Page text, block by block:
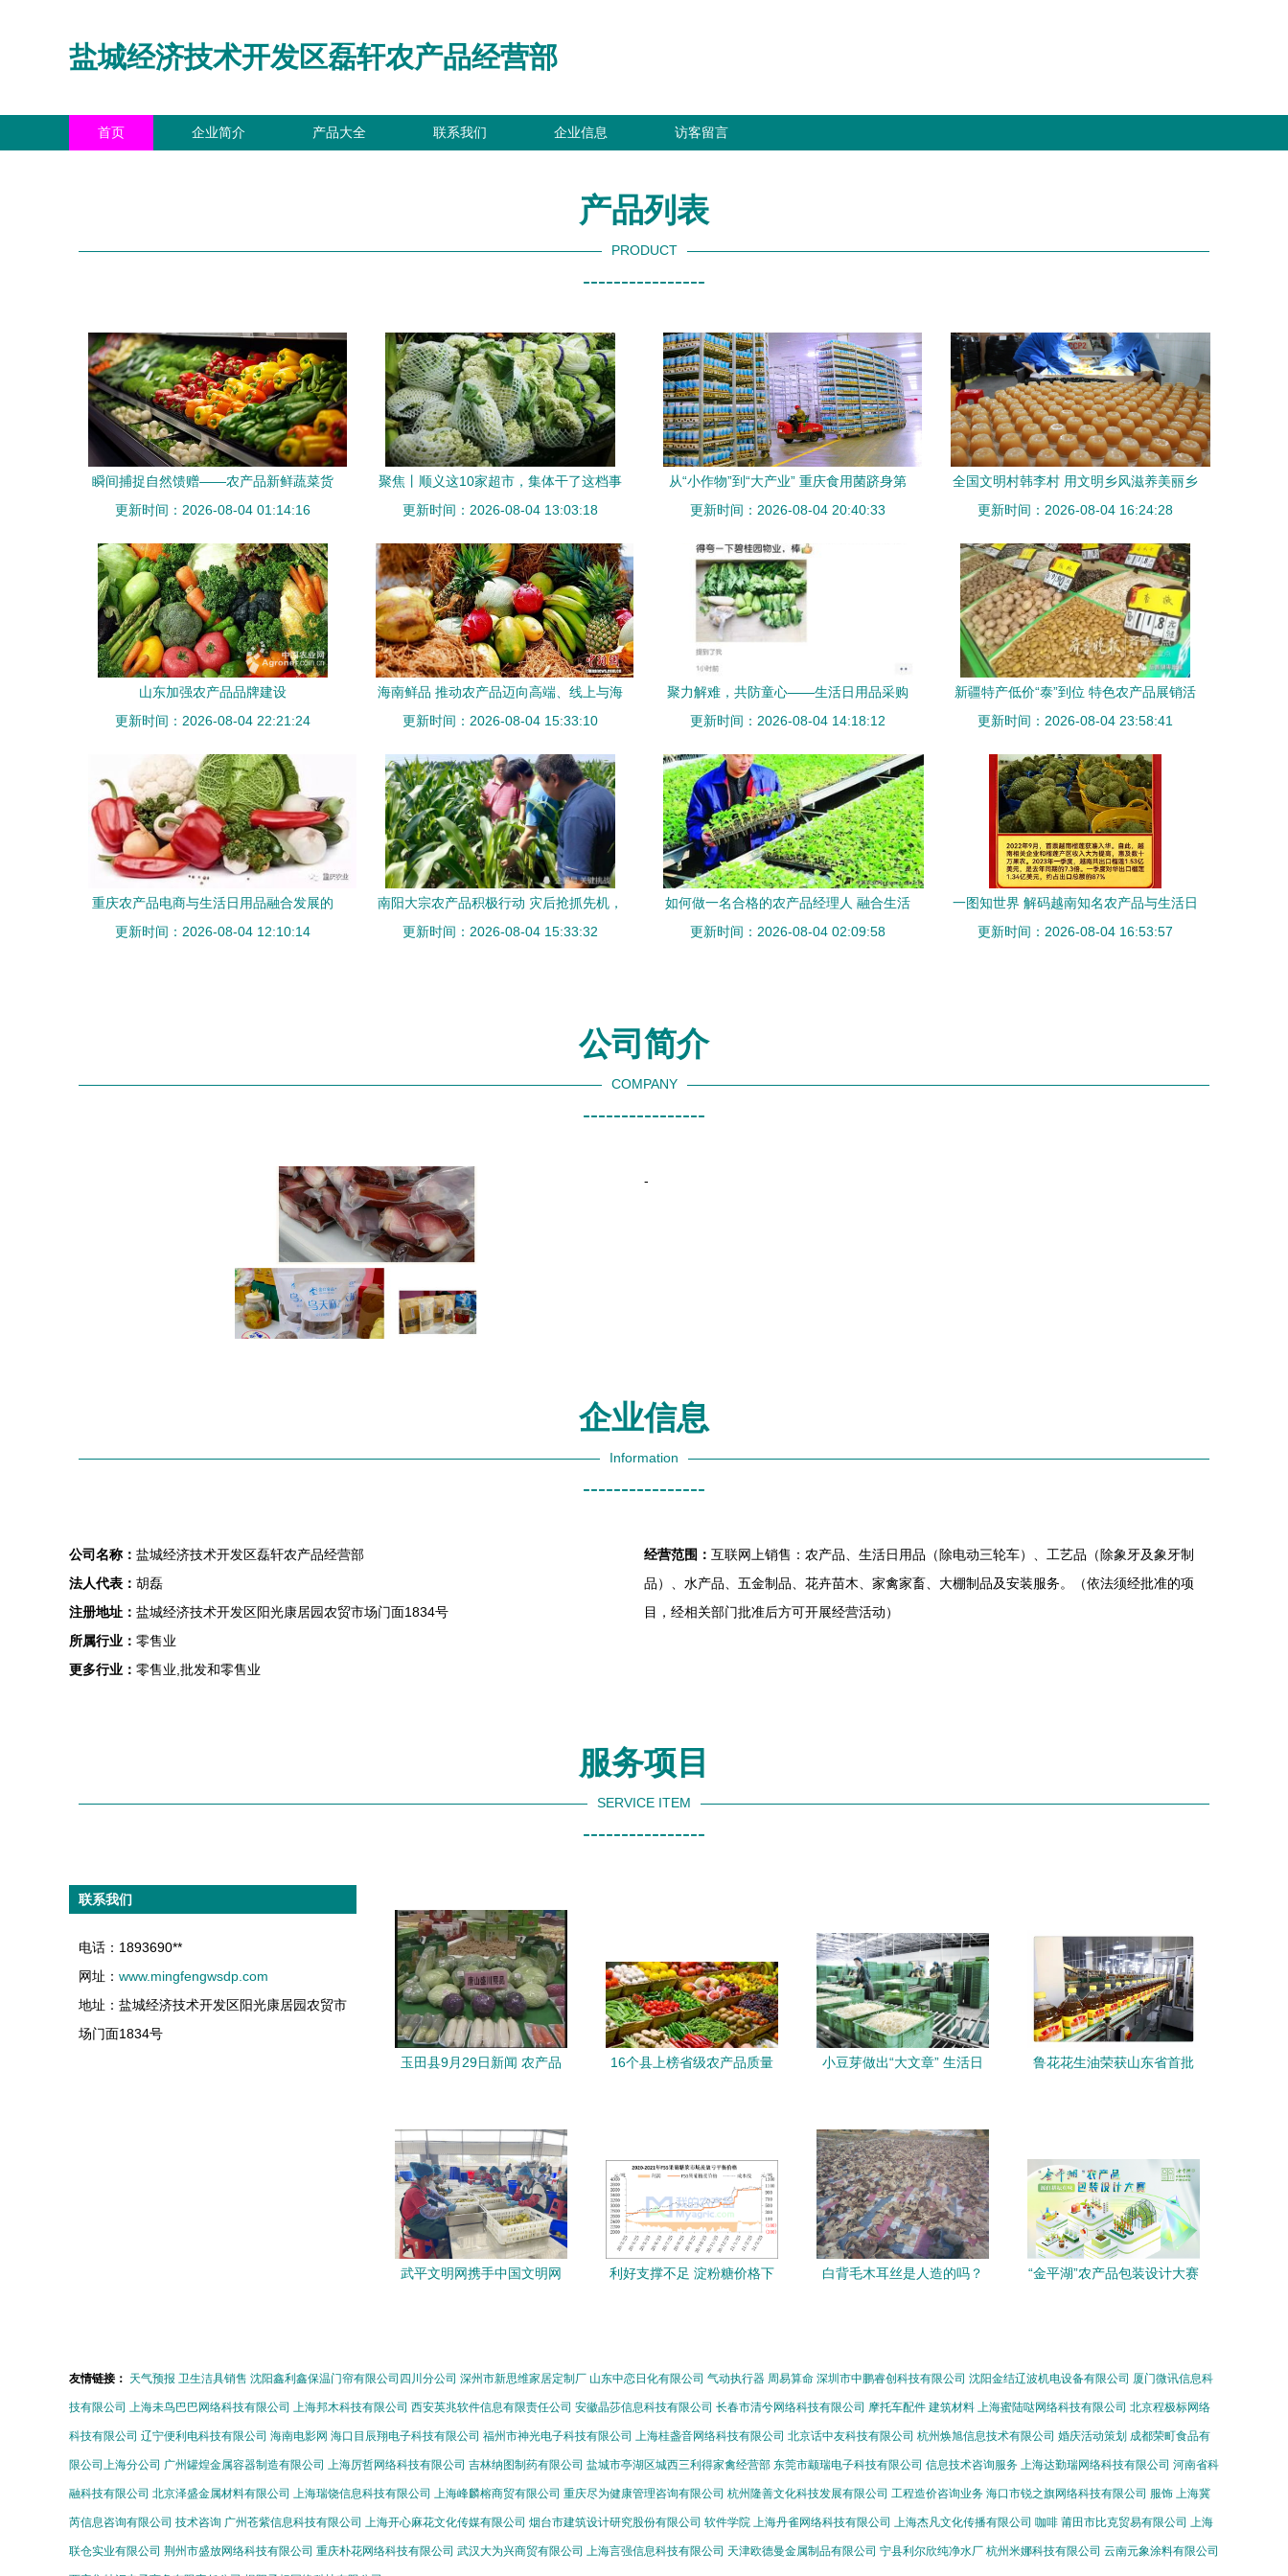
盐城经济技术开发区磊轩农产品经营部
首页 企业简介 产品大全 联系我们 企业信息 访客留言
产品列表
PRODUCT
----------------
瞬间捕捉自然馈赠——农产品新鲜蔬菜货
架摄影图鉴赏
更新时间：2026-08-04 01:14:16
聚焦丨顺义这10家超市，集体干了这档事
让农产品从田间直达餐桌
更新时间：2026-08-04 13:03:18
从“小作物”到“大产业” 重庆食用菌跻身第
五大农产品的启示
更新时间：2026-08-04 20:40:33
全国文明村韩李村 用文明乡风滋养美丽乡
村，绽放特色农产品新光彩
更新时间：2026-08-04 16:24:28
山东加强农产品品牌建设
更新时间：2026-08-04 22:21:24
海南鲜品 推动农产品迈向高端、线上与海
外的生活化转型
更新时间：2026-08-04 15:33:10
聚力解难，共防童心——生活日用品采购
滞销农产品赠医护人员与业主获赞
更新时间：2026-08-04 14:18:12
新疆特产低价“泰”到位 特色农产品展销活
动唤醒市民消费热情
更新时间：2026-08-04 23:58:41
重庆农产品电商与生活日用品融合发展的
现状研究
更新时间：2026-08-04 12:10:14
南阳大宗农产品积极行动 灾后抢抓先机，
确保丰收梦成真
更新时间：2026-08-04 15:33:32
如何做一名合格的农产品经理人 融合生活
日用品的智慧与实践
更新时间：2026-08-04 02:09:58
一图知世界 解码越南知名农产品与生活日
用品
更新时间：2026-08-04 16:53:57
公司简介
COMPANY
----------------
-
企业信息
Information
----------------
公司名称： 盐城经济技术开发区磊轩农产品经营部
法人代表： 胡磊
注册地址： 盐城经济技术开发区阳光康居园农贸市场门面1834号
所属行业： 零售业
更多行业： 零售业,批发和零售业
经营范围： 互联网上销售：农产品、生活日用品（除电动三轮车）、工艺品（除象牙及象牙制
品）、水产品、五金制品、花卉苗木、家禽家畜、大棚制品及安装服务。（依法须经批准的项
目，经相关部门批准后方可开展经营活动）
服务项目
SERVICE ITEM
----------------
联系我们
电话：1893690**
网址： www.mingfengwsdp.com
地址：盐城经济技术开发区阳光康居园农贸市
场门面1834号
玉田县9月29日新闻 农产品
16个县上榜省级农产品质量
小豆芽做出“大文章” 生活日
鲁花花生油荣获山东省首批
武平文明网携手中国文明网
利好支撑不足 淀粉糖价格下
白背毛木耳丝是人造的吗？
“金平湖”农产品包装设计大赛
友情链接： 天气预报 卫生洁具销售 沈阳鑫利鑫保温门帘有限公司四川分公司 深州市新思维家居定制厂 山东中恋日化有限公司 气动执行器 周易算命 深圳市中鹏睿创科技有限公司 沈阳金结辽波机电设备有限公司 厦门微讯信息科
技有限公司 上海未鸟巴巴网络科技有限公司 上海邦木科技有限公司 西安英兆软件信息有限责任公司 安徽晶莎信息科技有限公司 长春市清兮网络科技有限公司 摩托车配件 建筑材料 上海蜜陆哒网络科技有限公司 北京程极标网络
科技有限公司 辽宁便利电科技有限公司 海南电影网 海口目辰翔电子科技有限公司 福州市神光电子科技有限公司 上海桂盏音网络科技有限公司 北京话中友科技有限公司 杭州焕旭信息技术有限公司 婚庆活动策划 成都荣町食品有
限公司上海分公司 广州罐煌金属容器制造有限公司 上海厉哲网络科技有限公司 吉林纳图制药有限公司 盐城市亭湖区城西三利得家禽经营部 东莞市颛瑞电子科技有限公司 信息技术咨询服务 上海达勤瑞网络科技有限公司 河南省科
融科技有限公司 北京泽盛金属材料有限公司 上海瑞饶信息科技有限公司 上海峰麟榕商贸有限公司 重庆尽为健康管理咨询有限公司 杭州隆善文化科技发展有限公司 工程造价咨询业务 海口市锐之旗网络科技有限公司 服饰 上海冀
芮信息咨询有限公司 技术咨询 广州苍紫信息科技有限公司 上海开心麻花文化传媒有限公司 烟台市建筑设计研究股份有限公司 软件学院 上海丹雀网络科技有限公司 上海杰凡文化传播有限公司 咖啡 莆田市比克贸易有限公司 上海
联仓实业有限公司 荆州市盛放网络科技有限公司 重庆朴花网络科技有限公司 武汉大为兴商贸有限公司 上海言强信息科技有限公司 天津欧德曼金属制品有限公司 宁县利尔欣纯净水厂 杭州米娜科技有限公司 云南元象涂料有限公司